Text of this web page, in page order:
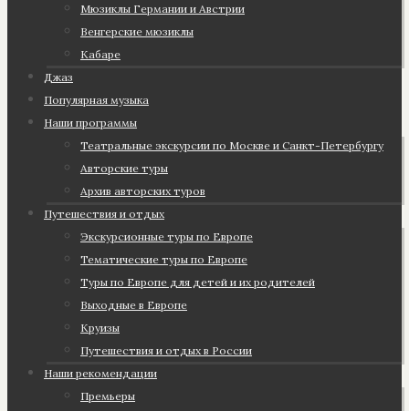
Мюзиклы Германии и Австрии
Венгерские мюзиклы
Кабаре
Джаз
Популярная музыка
Наши программы
Театральные экскурсии по Москве и Санкт-Петербургу
Авторские туры
Архив авторских туров
Путешествия и отдых
Экскурсионные туры по Европе
Тематические туры по Европе
Туры по Европе для детей и их родителей
Выходные в Европе
Круизы
Путешествия и отдых в России
Наши рекомендации
Премьеры